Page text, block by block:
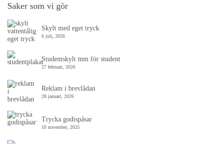
Saker som vi gör
Skylt med eget tryck
6 juli, 2026
Studentskylt mm för student
27 februari, 2026
Reklam i brevlådan
28 januari, 2026
Trycka godispåsar
10 november, 2025